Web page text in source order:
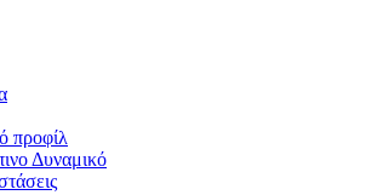
προφίλ
Δυναμικό